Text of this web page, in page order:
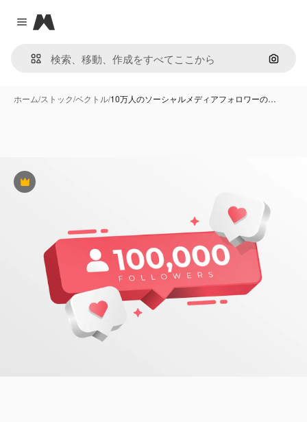
Close menu
Magnific
画像で
ホーム/ストック/ベクトル/10万人のソーシャルメディアフォロワーの…
Premium